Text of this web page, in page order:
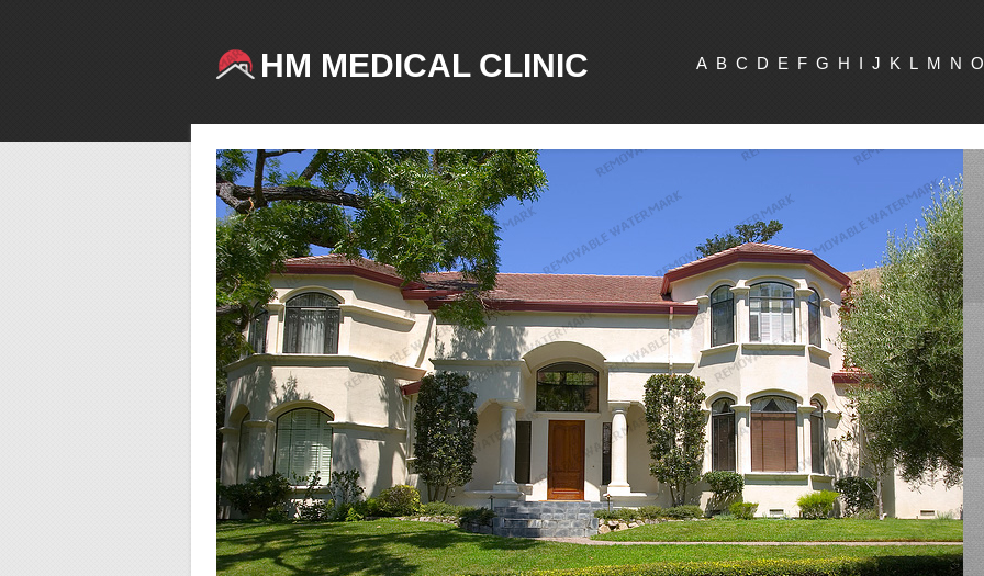
HM MEDICAL CLINIC A B C D E F G H I J K L M N O